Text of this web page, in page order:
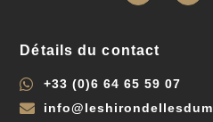
Détails du contact
+33 (0)6 64 65 59 07